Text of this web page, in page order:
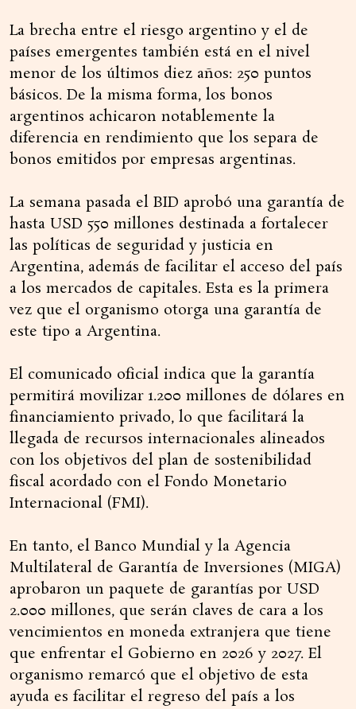
La brecha entre el riesgo argentino y el de
países emergentes también está en el nivel
menor de los últimos diez años: 250 puntos
básicos. De la misma forma, los bonos
argentinos achicaron notablemente la
diferencia en rendimiento que los separa de
bonos emitidos por empresas argentinas.
La semana pasada el BID aprobó una garantía de
hasta USD 550 millones destinada a fortalecer
las políticas de seguridad y justicia en
Argentina, además de facilitar el acceso del país
a los mercados de capitales. Esta es la primera
vez que el organismo otorga una garantía de
este tipo a Argentina.
El comunicado oficial indica que la garantía
permitirá movilizar 1.200 millones de dólares en
financiamiento privado, lo que facilitará la
llegada de recursos internacionales alineados
con los objetivos del plan de sostenibilidad
fiscal acordado con el Fondo Monetario
Internacional (FMI).
En tanto, el Banco Mundial y la Agencia
Multilateral de Garantía de Inversiones (MIGA)
aprobaron un paquete de garantías por USD
2.000 millones, que serán claves de cara a los
vencimientos en moneda extranjera que tiene
que enfrentar el Gobierno en 2026 y 2027. El
organismo remarcó que el objetivo de esta
ayuda es facilitar el regreso del país a los